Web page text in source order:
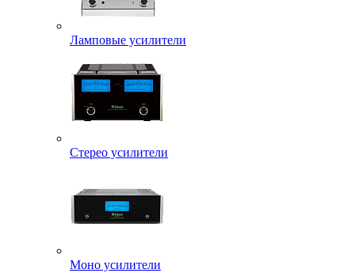
Ламповые усилители
Стерео усилители
Моно усилители